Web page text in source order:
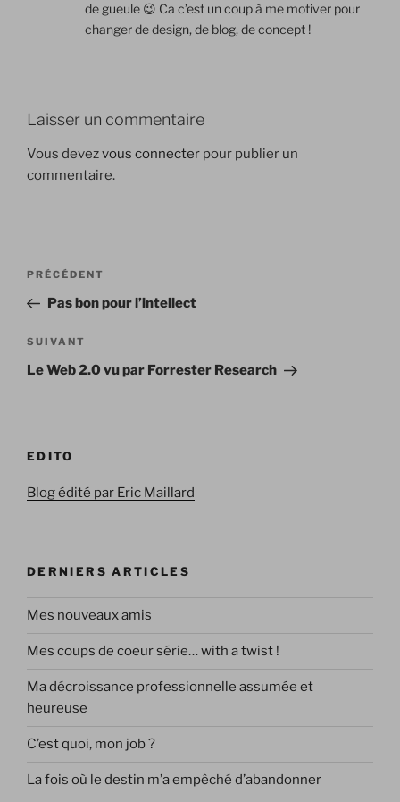
de gueule 😉 Ca c’est un coup à me motiver pour
changer de design, de blog, de concept !
Laisser un commentaire
Vous devezvous connecter pour publier un
commentaire.
Navigation
l’article
Article
précédent
PRÉCÉDENT
Pas bon pour l’intellect
Article
suivant
SUIVANT
Le Web 2.0 vu par Forrester Research
EDITO
Blog édité par Eric Maillard
DERNIERS ARTICLES
Mes nouveaux amis
Mes coups de coeur série… with a twist !
Ma décroissance professionnelle assumée et
heureuse
C’est quoi, mon job ?
La fois où le destin m’a empêché d’abandonner